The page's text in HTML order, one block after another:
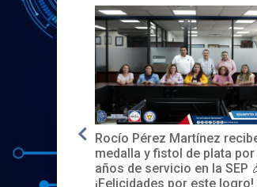
por 30
💼📚
ENECB-CEA 2025:
La élite del ITSJR inicia la
35 mujeres y 32 hombres
compiten. Somos sede